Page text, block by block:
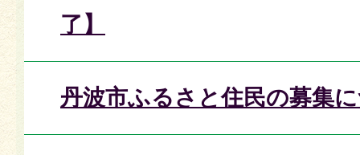
了】
丹波市ふるさと住民の募集